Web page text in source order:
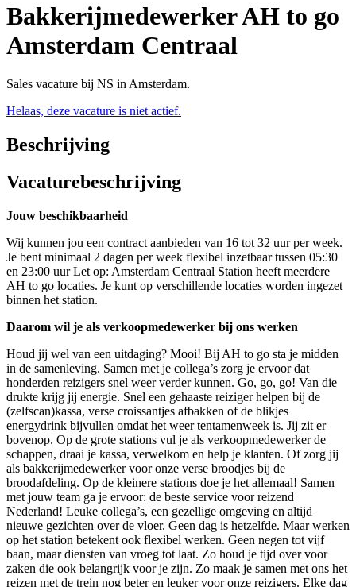
Bakkerijmedewerker AH to go
Amsterdam Centraal
Sales vacature bij NS in Amsterdam.
Helaas, deze vacature is niet actief.
Beschrijving
Vacaturebeschrijving
Jouw beschikbaarheid
Wij kunnen jou een contract aanbieden van 16 tot 32 uur per week.
Je bent minimaal 2 dagen per week flexibel inzetbaar tussen 05:30
en 23:00 uur Let op: Amsterdam Centraal Station heeft meerdere
AH to go locaties. Je kunt op verschillende locaties worden ingezet
binnen het station.
Daarom wil je als verkoopmedewerker bij ons werken
Houd jij wel van een uitdaging? Mooi! Bij AH to go sta je midden
in de samenleving. Samen met je collega’s zorg je ervoor dat
honderden reizigers snel weer verder kunnen. Go, go, go! Van die
drukte krijg jij energie. Snel een gehaaste reiziger helpen bij de
(zelfscan)kassa, verse croissantjes afbakken of de blikjes
energydrink bijvullen omdat het weer tentamenweek is. Jij zit er
bovenop. Op de grote stations vul je als verkoopmedewerker de
schappen, draai je kassa, verwelkom en help je klanten. Of zorg jij
als bakkerijmedewerker voor onze verse broodjes bij de
broodafdeling. Op de kleinere stations doe je het allemaal! Samen
met jouw team ga je ervoor: de beste service voor reizend
Nederland! Leuke collega’s, een gezellige omgeving en altijd
nieuwe gezichten over de vloer. Geen dag is hetzelfde. Maar werken
op het station betekent ook flexibel werken. Geen negen tot vijf
baan, maar diensten van vroeg tot laat. Zo houd je tijd over voor
zaken die ook belangrijk voor je zijn. Zo maak je samen met ons het
reizen met de trein nog beter en leuker voor onze reizigers. Elke dag